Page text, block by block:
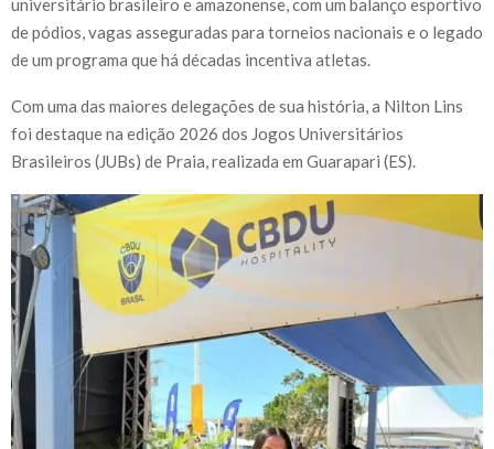
de pódios, vagas asseguradas para torneios nacionais e o legado
de um programa que há décadas incentiva atletas.
Com uma das maiores delegações de sua história, a Nilton Lins
foi destaque na edição 2026 dos Jogos Universitários
Brasileiros (JUBs) de Praia, realizada em Guarapari (ES).